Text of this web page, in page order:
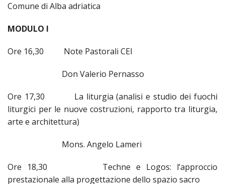
Comune di Alba adriatica
MODULO I
Ore 16,30 Note Pastorali CEI
Don Valerio Pernasso
Ore 17,30 La liturgia (analisi e studio dei fuochi
liturgici per le nuove costruzioni, rapporto tra liturgia,
arte e architettura)
Mons. Angelo Lameri
Ore 18,30 Techne e Logos: l’approccio
prestazionale alla progettazione dello spazio sacro